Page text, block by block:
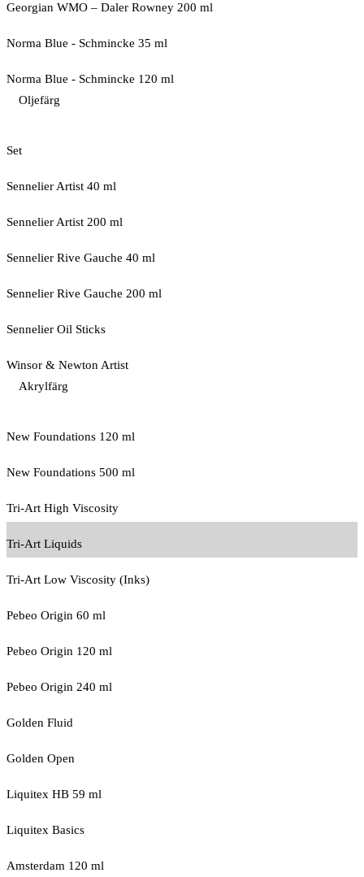
Georgian WMO – Daler Rowney 200 ml
Norma Blue - Schmincke 35 ml
Norma Blue - Schmincke 120 ml
Oljefärg
Set
Sennelier Artist 40 ml
Sennelier Artist 200 ml
Sennelier Rive Gauche 40 ml
Sennelier Rive Gauche 200 ml
Sennelier Oil Sticks
Winsor & Newton Artist
Akrylfärg
New Foundations 120 ml
New Foundations 500 ml
Tri-Art High Viscosity
Tri-Art Liquids
Tri-Art Low Viscosity (Inks)
Pebeo Origin 60 ml
Pebeo Origin 120 ml
Pebeo Origin 240 ml
Golden Fluid
Golden Open
Liquitex HB 59 ml
Liquitex Basics
Amsterdam 120 ml